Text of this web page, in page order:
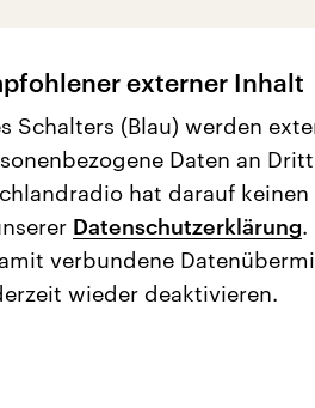
externer Inhalt
Schalters (Blau) werden
Daten an
hat darauf keinen
Datenschutzerklärung.
verbundene
wieder deaktivieren.